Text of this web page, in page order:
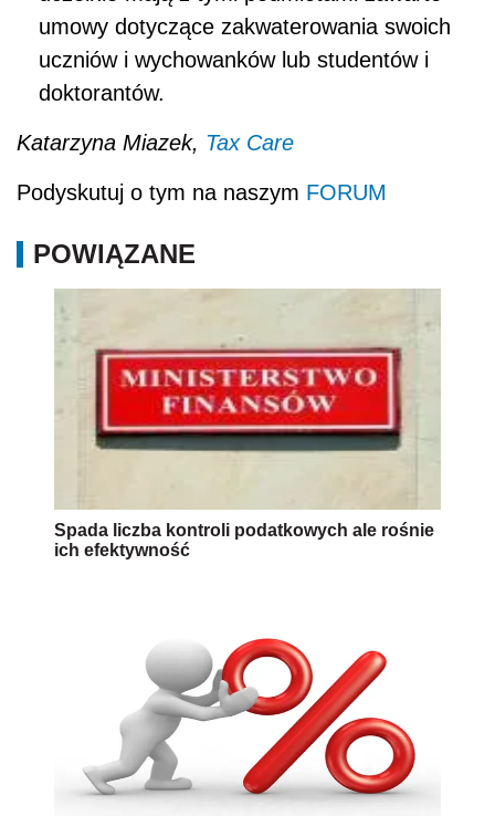
umowy dotyczące zakwaterowania swoich
uczniów i wychowanków lub studentów i
doktorantów.
Katarzyna Miazek, Tax Care
Podyskutuj o tym na naszym FORUM
POWIĄZANE
Spada liczba kontroli podatkowych ale rośnie
ich efektywność